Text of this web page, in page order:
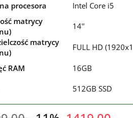
procesora
Intel Core i5
matrycy
14''
matrycy
FULL HD
RAM 16GB
512GB SSD